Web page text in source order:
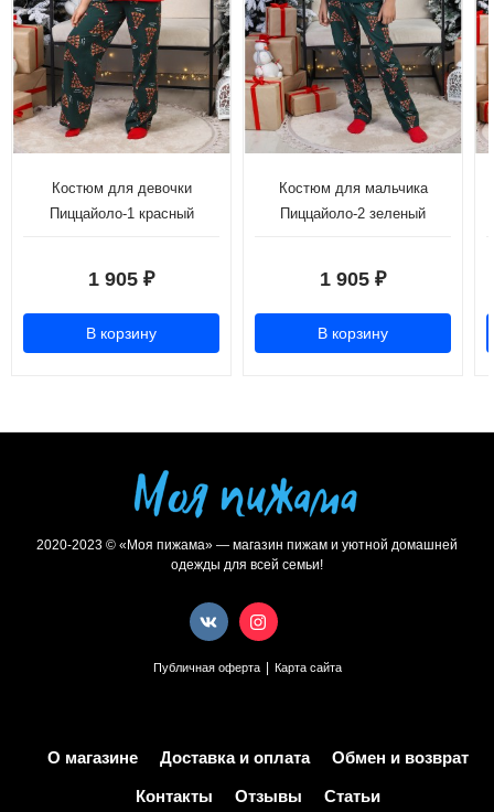
Костюм для девочки
Пиццайоло-1 красный
1 905 ₽
В корзину
Костюм для мальчика
Пиццайоло-2 зеленый
1 905 ₽
В корзину
2020-2023 © «Моя пижама» — магазин пижам и уютной домашней
одежды для всей семьи!
Публичная оферта | Карта сайта
О магазине Доставка и оплата Обмен и возврат
Контакты Отзывы Статьи